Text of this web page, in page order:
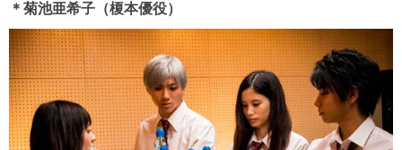
＊菊池亜希子（榎本優役）